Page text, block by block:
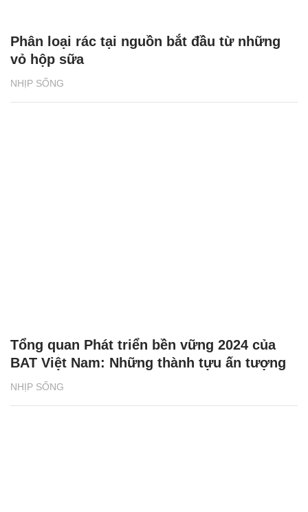
NHỊP SỐNG
Phân loại rác tại nguồn bắt đầu từ những
vỏ hộp sữa
NHỊP SỐNG
Tổng quan Phát triển bền vững 2024 của
BAT Việt Nam: Những thành tựu ấn tượng